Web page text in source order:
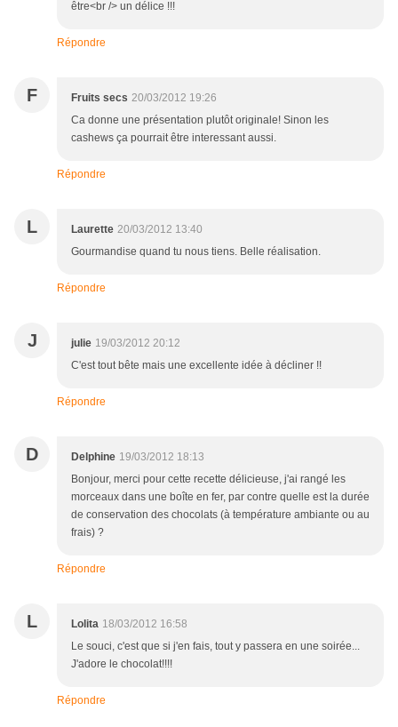
être<br /> un délice !!!
Répondre
F Fruits secs 20/03/2012 19:26
Ca donne une présentation plutôt originale! Sinon les
cashews ça pourrait être interessant aussi.
Répondre
L Laurette 20/03/2012 13:40
Gourmandise quand tu nous tiens. Belle réalisation.
Répondre
J julie 19/03/2012 20:12
C'est tout bête mais une excellente idée à décliner !!
Répondre
D Delphine 19/03/2012 18:13
Bonjour, merci pour cette recette délicieuse, j'ai rangé les
morceaux dans une boîte en fer, par contre quelle est la durée
de conservation des chocolats (à température ambiante ou au
frais) ?
Répondre
L Lolita 18/03/2012 16:58
Le souci, c'est que si j'en fais, tout y passera en une soirée...
J'adore le chocolat!!!!
Répondre